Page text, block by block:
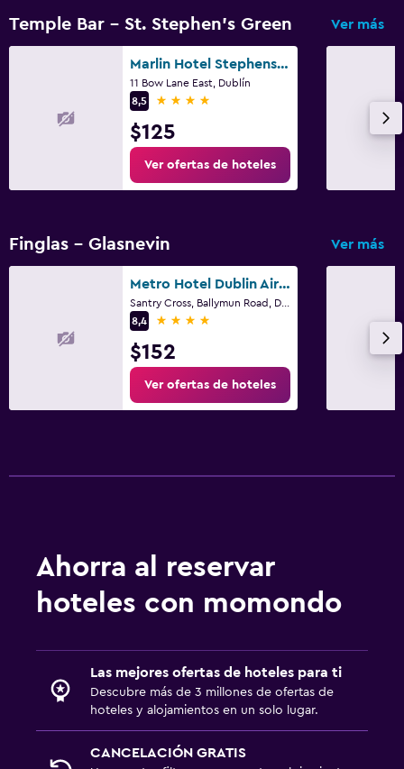
Temple Bar - St. Stephen's Green Ver más
Marlin Hotel Stephens Green
11 Bow Lane East, Dublín
8,5
4 estrellas
$125
Ver ofertas de hoteles
Finglas - Glasnevin Ver más
Metro Hotel Dublin Airport
8,4
4 estrellas
$152
Ver ofertas de hoteles
Ahorra al reservar
hoteles con momondo
Las mejores ofertas de hoteles para ti
Descubre más de 3 millones de ofertas de
hoteles y alojamientos en un solo lugar.
CANCELACIÓN GRATIS